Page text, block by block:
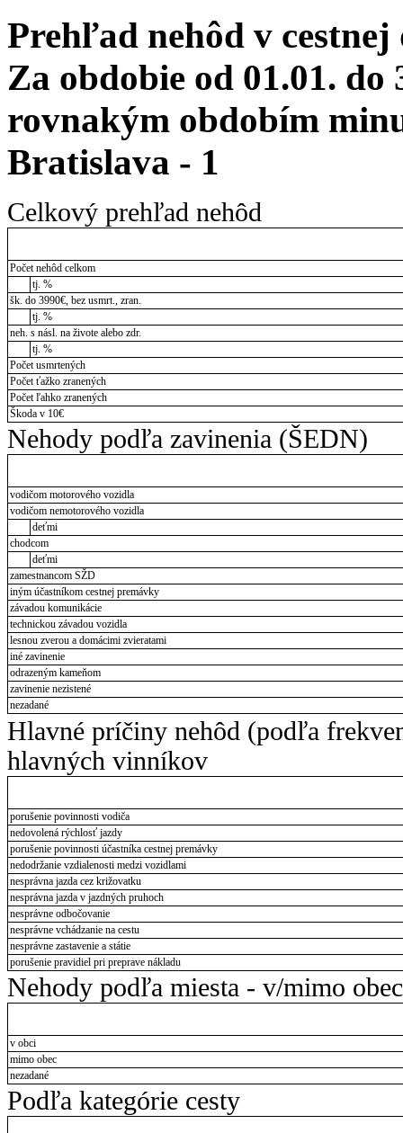
Prehľad nehôd v cestnej
Za obdobie od 01.01. do
rovnakým obdobím
Bratislava - 1
Celkový prehľad nehôd
Počet nehôd celkom
tj. %
šk. do 3990€, bez usmrt., zran.
tj. %
neh. s násl. na živote alebo zdr.
tj. %
Počet usmrtených
Počet ťažko zranených
Počet ľahko zranených
Škoda v 10€
Nehody podľa zavinenia (ŠEDN)
vodičom motorového vozidla
vodičom nemotorového vozidla
deťmi
chodcom
deťmi
zamestnancom SŽD
iným účastníkom cestnej premávky
závadou komunikácie
technickou závadou vozidla
lesnou zverou a domácimi zvieratami
iné zavinenie
odrazeným kameňom
zavinenie nezistené
nezadané
Hlavné príčiny nehôd (podľa
hlavných vinníkov
porušenie povinnosti vodiča
nedovolená rýchlosť jazdy
porušenie povinnosti účastníka cestnej premávky
nedodržanie vzdialenosti medzi vozidlami
nesprávna jazda cez križovatku
nesprávna jazda v jazdných pruhoch
nesprávne odbočovanie
nesprávne vchádzanie na cestu
nesprávne zastavenie a státie
porušenie pravidiel pri preprave nákladu
Nehody podľa miesta - v/mimo obec
v obci
mimo obec
nezadané
Podľa kategórie cesty